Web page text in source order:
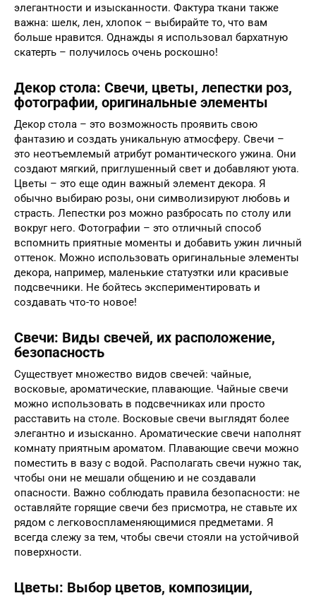
элегантности и изысканности. Фактура ткани также
важна: шелк, лен, хлопок – выбирайте то, что вам
больше нравится. Однажды я использовал бархатную
скатерть – получилось очень роскошно!
Декор стола: Свечи, цветы, лепестки роз,
фотографии, оригинальные элементы
Декор стола – это возможность проявить свою
фантазию и создать уникальную атмосферу. Свечи –
это неотъемлемый атрибут романтического ужина. Они
создают мягкий, приглушенный свет и добавляют уюта.
Цветы – это еще один важный элемент декора. Я
обычно выбираю розы, они символизируют любовь и
страсть. Лепестки роз можно разбросать по столу или
вокруг него. Фотографии – это отличный способ
вспомнить приятные моменты и добавить ужин личный
оттенок. Можно использовать оригинальные элементы
декора, например, маленькие статуэтки или красивые
подсвечники. Не бойтесь экспериментировать и
создавать что-то новое!
Свечи: Виды свечей, их расположение,
безопасность
Существует множество видов свечей: чайные,
восковые, ароматические, плавающие. Чайные свечи
можно использовать в подсвечниках или просто
расставить на столе. Восковые свечи выглядят более
элегантно и изысканно. Ароматические свечи наполнят
комнату приятным ароматом. Плавающие свечи можно
поместить в вазу с водой. Располагать свечи нужно так,
чтобы они не мешали общению и не создавали
опасности. Важно соблюдать правила безопасности: не
оставляйте горящие свечи без присмотра, не ставьте их
рядом с легковоспламеняющимися предметами. Я
всегда слежу за тем, чтобы свечи стояли на устойчивой
поверхности.
Цветы: Выбор цветов, композиции,